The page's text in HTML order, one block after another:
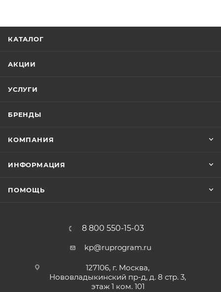
Автоматически возвращает оборудование к
работе после восстановления электроснабжения.
КАТАЛОГ
АКЦИИ
УСЛУГИ
БРЕНДЫ
КОМПАНИЯ
ИНФОРМАЦИЯ
ПОМОЩЬ
8 800 550-15-03
kp@ruprogram.ru
127106, г. Москва,
Нововладыкинский пр-д, д. 8 стр. 3,
этаж 1 ком. 101